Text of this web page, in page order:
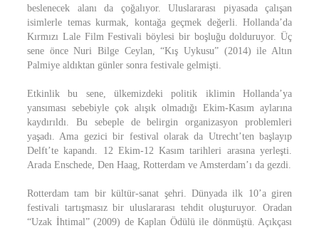
beslenecek alanı da çoğalıyor. Uluslararası piyasada çalışan
isimlerle temas kurmak, kontağa geçmek değerli. Hollanda’da
Kırmızı Lale Film Festivali böylesi bir boşluğu dolduruyor. Üç
sene önce Nuri Bilge Ceylan, “Kış Uykusu” (2014) ile Altın
Palmiye aldıktan günler sonra festivale gelmişti.
Etkinlik bu sene, ülkemizdeki politik iklimin Hollanda’ya
yansıması sebebiyle çok alışık olmadığı Ekim-Kasım aylarına
kaydırıldı. Bu sebeple de belirgin organizasyon problemleri
yaşadı. Ama gezici bir festival olarak da Utrecht’ten başlayıp
Delft’te kapandı. 12 Ekim-12 Kasım tarihleri arasına yerleşti.
Arada Enschede, Den Haag, Rotterdam ve Amsterdam’ı da gezdi.
Rotterdam tam bir kültür-sanat şehri. Dünyada ilk 10’a giren
festivali tartışmasız bir uluslararası tehdit oluşturuyor. Oradan
“Uzak İhtimal” (2009) de Kaplan Ödülü ile dönmüştü. Açıkçası